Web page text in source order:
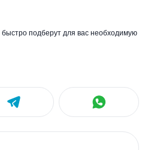
подберут для вас необходимую